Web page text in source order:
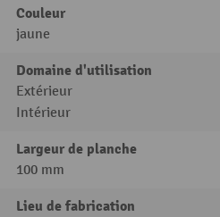
Couleur
jaune
Domaine d'utilisation
Extérieur
Intérieur
Largeur de planche
100 mm
Lieu de fabrication